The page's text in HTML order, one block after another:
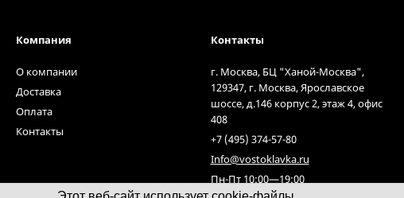
Компания
О компании
Доставка
Оплата
Контакты
Контакты
г. Москва, БЦ "Ханой-Москва",
129347, г. Москва, Ярославское
шоссе, д.146 корпус 2, этаж 4, офис
408
+7 (495) 374-57-80
Info@vostoklavka.ru
Пн-Пт 10:00—19:00